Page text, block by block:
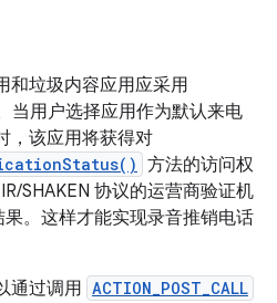
和垃圾内容应用应采用
当用户选择应用作为默认来电
，该应用将获得对
方法的访问权
SHAKEN 协议的运营商验证机
果。这样才能实现录音推销电话
通过调用 ACTION_POST_CALL